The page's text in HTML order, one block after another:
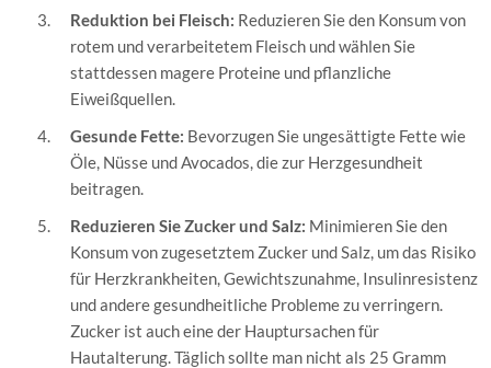
Reduktion bei Fleisch: Reduzieren Sie den Konsum von
rotem und verarbeitetem Fleisch und wählen Sie
stattdessen magere Proteine und pflanzliche
Eiweißquellen.
Gesunde Fette: Bevorzugen Sie ungesättigte Fette wie
Öle, Nüsse und Avocados, die zur Herzgesundheit
beitragen.
Reduzieren Sie Zucker und Salz: Minimieren Sie den
Konsum von zugesetztem Zucker und Salz, um das Risiko
für Herzkrankheiten, Gewichtszunahme, Insulinresistenz
und andere gesundheitliche Probleme zu verringern.
Zucker ist auch eine der Hauptursachen für
Hautalterung. Täglich sollte man nicht als 25 Gramm